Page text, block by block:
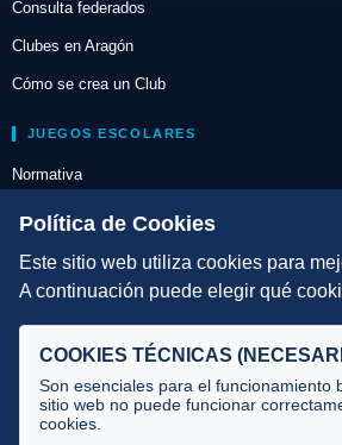
Consulta federados
Clubes en Aragón
Cómo se crea un Club
JUEGOS ESCOLARES
Normativa
Escuelas de Triatlón
DIRECCIÓN TÉCNICA
Selecciones
Tecnificación
JUECES Y OFICIALES
Política de Cookies
Este sitio web utiliza cookies para
A continuación puede elegir qué
COOKIES TÉCNICAS
Son esenciales para el funcionamiento
sitio web no puede funcionar
cookies.